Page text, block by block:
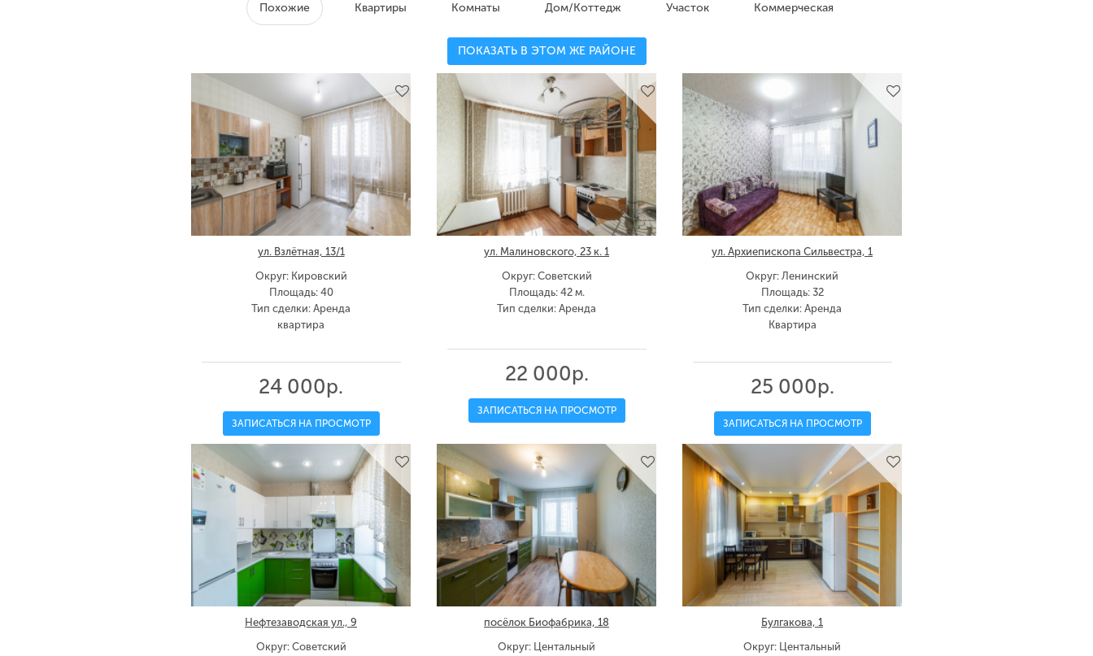
Похожие Квартиры Комнаты Дом/Коттедж Участок Коммерческая
ПОКАЗАТЬ В ЭТОМ ЖЕ РАЙОНЕ
ул. Взлётная, 13/1
Округ: Кировский
Площадь: 40
Тип сделки: Аренда
квартира
24 000р.
ЗАПИСАТЬСЯ НА ПРОСМОТР
ул. Малиновского, 23 к. 1
Округ: Советский
Площадь: 42 м.
Тип сделки: Аренда
22 000р.
ЗАПИСАТЬСЯ НА ПРОСМОТР
ул. Архиепископа Сильвестра, 1
Округ: Ленинский
Площадь: 32
Тип сделки: Аренда
Квартира
25 000р.
ЗАПИСАТЬСЯ НА ПРОСМОТР
Нефтезаводская ул., 9
Округ: Советский
посёлок Биофабрика, 18
Округ: Центальный
Булгакова, 1
Округ: Центальный